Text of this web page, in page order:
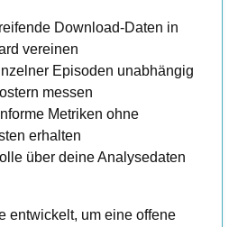
Download-Daten in
vereinen
Episoden unabhängig
messen
Metriken ohne
erhalten
über deine Analysedaten
entwickelt, um eine offene